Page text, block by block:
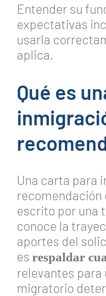
Entender su
expectativas
usarla
aplica.
Qué es
Una carta para
recomendación
escrito por una
conoce la
aportes del
es respaldar
relevantes para
migratorio